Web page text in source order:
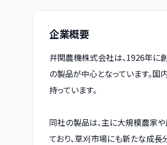
企業概要
井関農機株式会社は、1926年に
の製品が中心となっています。国
持っています。
同社の製品は、主に大規模農家
ており、草刈市場にも新たな成